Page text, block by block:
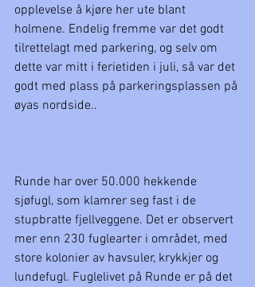
opplevelse å kjøre her ute blant
holmene. Endelig fremme var det godt
tilrettelagt med parkering, og selv om
dette var mitt i ferietiden i juli, så var det
godt med plass på parkeringsplassen på
øyas nordside..
Runde har over 50.000 hekkende
sjøfugl, som klamrer seg fast i de
stupbratte fjellveggene. Det er observert
mer enn 230 fuglearter i området, med
store kolonier av havsuler, krykkjer og
lundefugl. Fuglelivet på Runde er på det